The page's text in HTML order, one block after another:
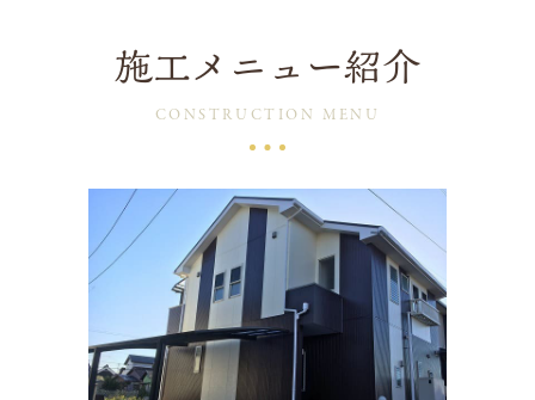
施工メニュー紹介
CONSTRUCTION MENU